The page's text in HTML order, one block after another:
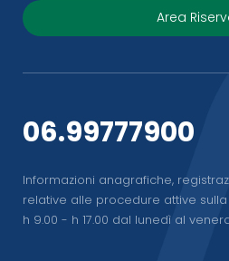
Area
06.99777900
Informazioni anagrafiche,
relative alle procedure attive
h 9.00 - h 17.00 dal lunedì al